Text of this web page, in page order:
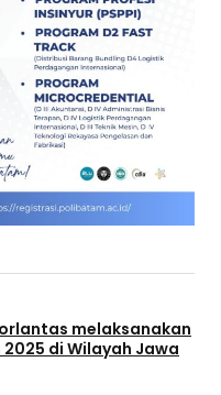
melaksanakan
di Wilayah Jawa